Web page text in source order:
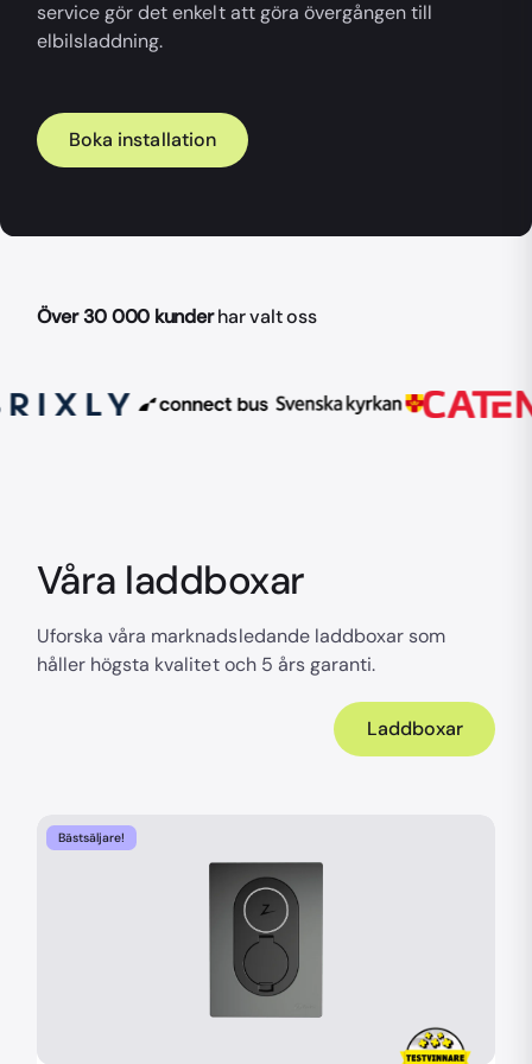
service gör det enkelt att göra övergången till
elbilsladdning.
Boka installation
Över 30 000 kunderhar valt oss
Våra laddboxar
Uforska våra marknadsledande laddboxar som
håller högsta kvalitet och 5 års garanti.
Laddboxar
Bästsäljare!